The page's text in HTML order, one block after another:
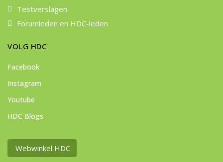
Testverslagen
Forumleden en HDC-leden
VOLG HDC
Facebook
Instagram
Youtube
HDC Blogs
Webwinkel HDC